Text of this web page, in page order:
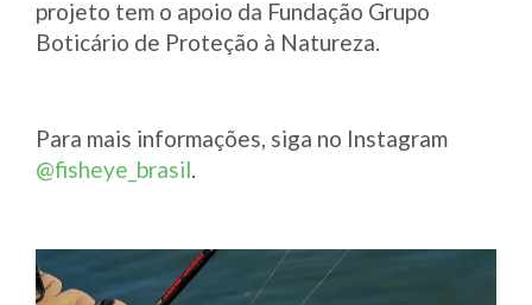
projeto tem o apoio da Fundação Grupo
Boticário de Proteção à Natureza.
Para mais informações, siga no Instagram
@fisheye_brasil.